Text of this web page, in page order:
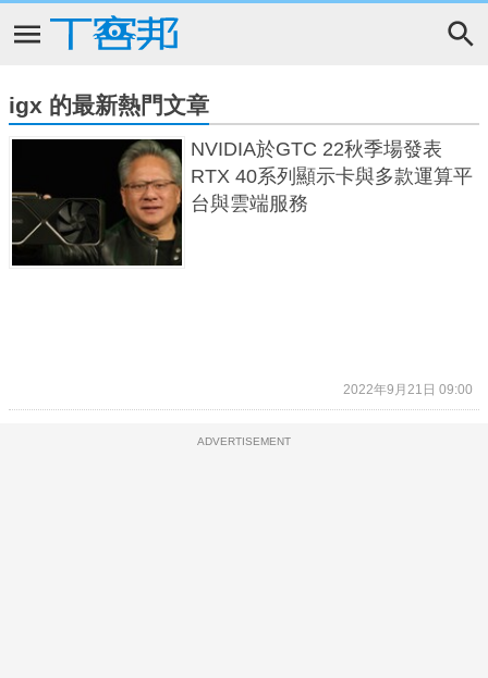
igx 的最新熱門文章
NVIDIA於GTC 22秋季場發表
RTX 40系列顯示卡與多款運算平
台與雲端服務
2022年9月21日 09:00
ADVERTISEMENT